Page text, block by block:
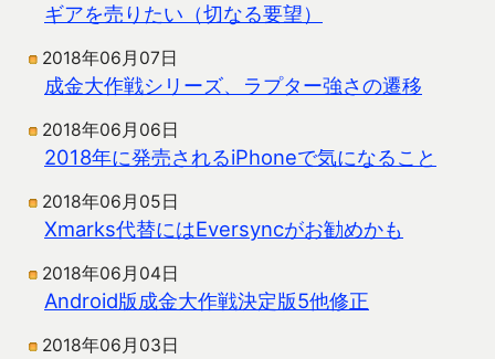
ギアを売りたい（切なる要望）
2018年06月07日
成金大作戦シリーズ、ラプター強さの遷移
2018年06月06日
2018年に発売されるiPhoneで気になること
2018年06月05日
Xmarks代替にはEversyncがお勧めかも
2018年06月04日
Android版成金大作戦決定版5他修正
2018年06月03日